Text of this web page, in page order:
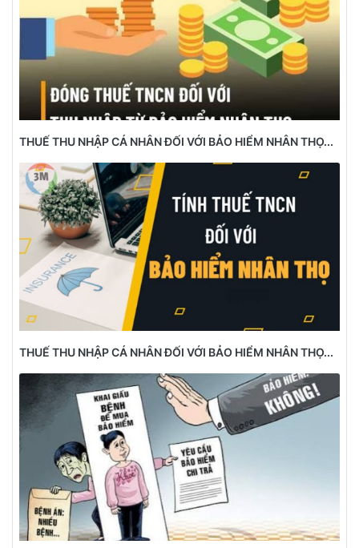
THUẾ THU NHẬP CÁ NHÂN ĐỐI VỚI BẢO HIỂM NHÂN THỌ...
THUẾ THU NHẬP CÁ NHÂN ĐỐI VỚI BẢO HIỂM NHÂN THỌ...